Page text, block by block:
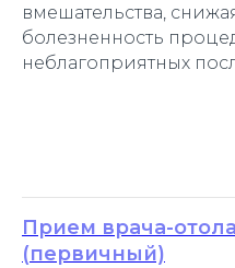
вмешательства,
болезненность
неблагоприятных
Прием врача-
(первичный)